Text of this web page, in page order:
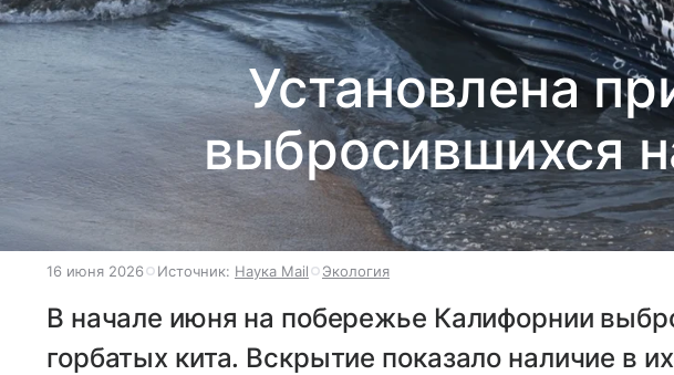
Установлена
выбросившихся
16 июня 2026 Источник: Наука Mail Экология
В начале июня на побережье Калифорнии
горбатых кита. Вскрытие показало наличие в